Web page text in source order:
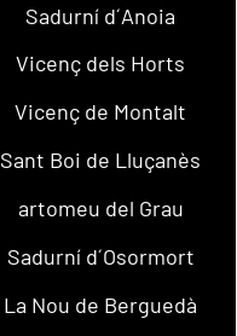
Sadurní d´Anoia
Vicenç dels Horts
Vicenç de Montalt
Sant Boi de Lluçanès
artomeu del Grau
Sadurní d´Osormort
La Nou de Berguedà